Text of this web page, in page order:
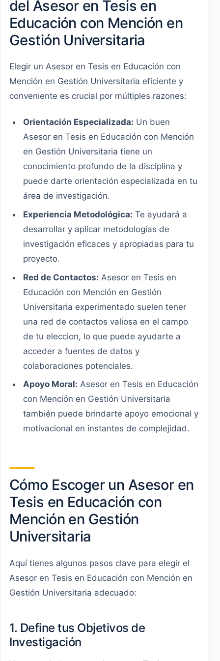
del Asesor en Tesis en
Educación con Mención en
Gestión Universitaria
Elegir un Asesor en Tesis en Educación con
Mención en Gestión Universitaria eficiente y
conveniente es crucial por múltiples razones:
Orientación Especializada: Un buen
Asesor en Tesis en Educación con Mención
en Gestión Universitaria tiene un
conocimiento profundo de la disciplina y
puede darte orientación especializada en tu
área de investigación.
Experiencia Metodológica: Te ayudará a
desarrollar y aplicar metodologías de
investigación eficaces y apropiadas para tu
proyecto.
Red de Contactos: Asesor en Tesis en
Educación con Mención en Gestión
Universitaria experimentado suelen tener
una red de contactos valiosa en el campo
de tu eleccion, lo que puede ayudarte a
acceder a fuentes de datos y
colaboraciones potenciales.
Apoyo Moral: Asesor en Tesis en Educación
con Mención en Gestión Universitaria
también puede brindarte apoyo emocional y
motivacional en instantes de complejidad.
Cómo Escoger un Asesor en
Tesis en Educación con
Mención en Gestión
Universitaria
Aquí tienes algunos pasos clave para elegir el
Asesor en Tesis en Educación con Mención en
Gestión Universitaria adecuado:
1. Define tus Objetivos de
Investigación